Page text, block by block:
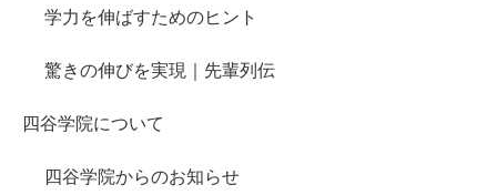
学力を伸ばすためのヒント
驚きの伸びを実現｜先輩列伝
四谷学院について
四谷学院からのお知らせ